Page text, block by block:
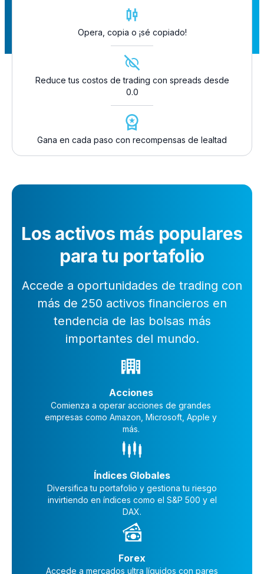
Opera, copia o ¡sé copiado!
Reduce tus costos de trading con spreads desde
0.0
Gana en cada paso con recompensas de lealtad
Los activos más populares
para tu portafolio
Accede a oportunidades de trading con
más de 250 activos financieros en
tendencia de las bolsas más
importantes del mundo.
Acciones
Comienza a operar acciones de grandes
empresas como Amazon, Microsoft, Apple y
más.
Índices Globales
Diversifica tu portafolio y gestiona tu riesgo
invirtiendo en índices como el S&P 500 y el
DAX.
Forex
Accede a mercados ultra líquidos con pares